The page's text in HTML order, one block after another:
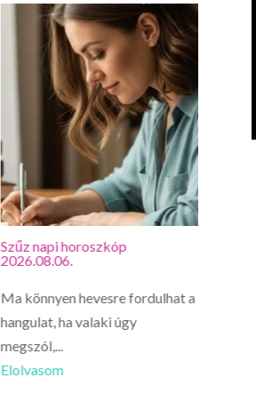
Szűz napi horoszkóp
2026.08.06.
Ma könnyen hevesre fordulhat a
hangulat, ha valaki úgy
megszól,...
Elolvasom